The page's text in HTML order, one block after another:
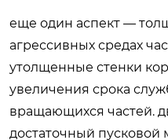
еще один аспект —
агрессивных средах
утолщенные стенки
увеличения срока
вращающихся частей.
достаточный пусковой